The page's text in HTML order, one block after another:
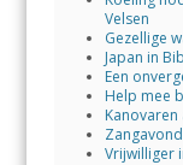
Velsen
Gezellige
Japan in
Een
Help mee
Vrijwilliger